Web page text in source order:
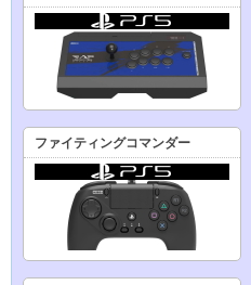
ファイティングコマンダー